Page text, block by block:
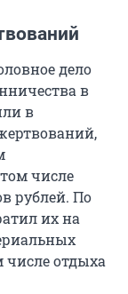
дело
в
в
числе
рублей. По
их на
числе отдыха